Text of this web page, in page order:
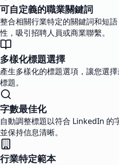
可自定義的職業關鍵詞
整合相關行業特定的關鍵詞和短
性，吸引招聘人員或商業聯繫。
多樣化標題選擇
產生多樣化的標題選項，讓您選
標題。
字數最佳化
自動調整標題以符合 LinkedIn 的
並保持信息清晰。
行業特定範本